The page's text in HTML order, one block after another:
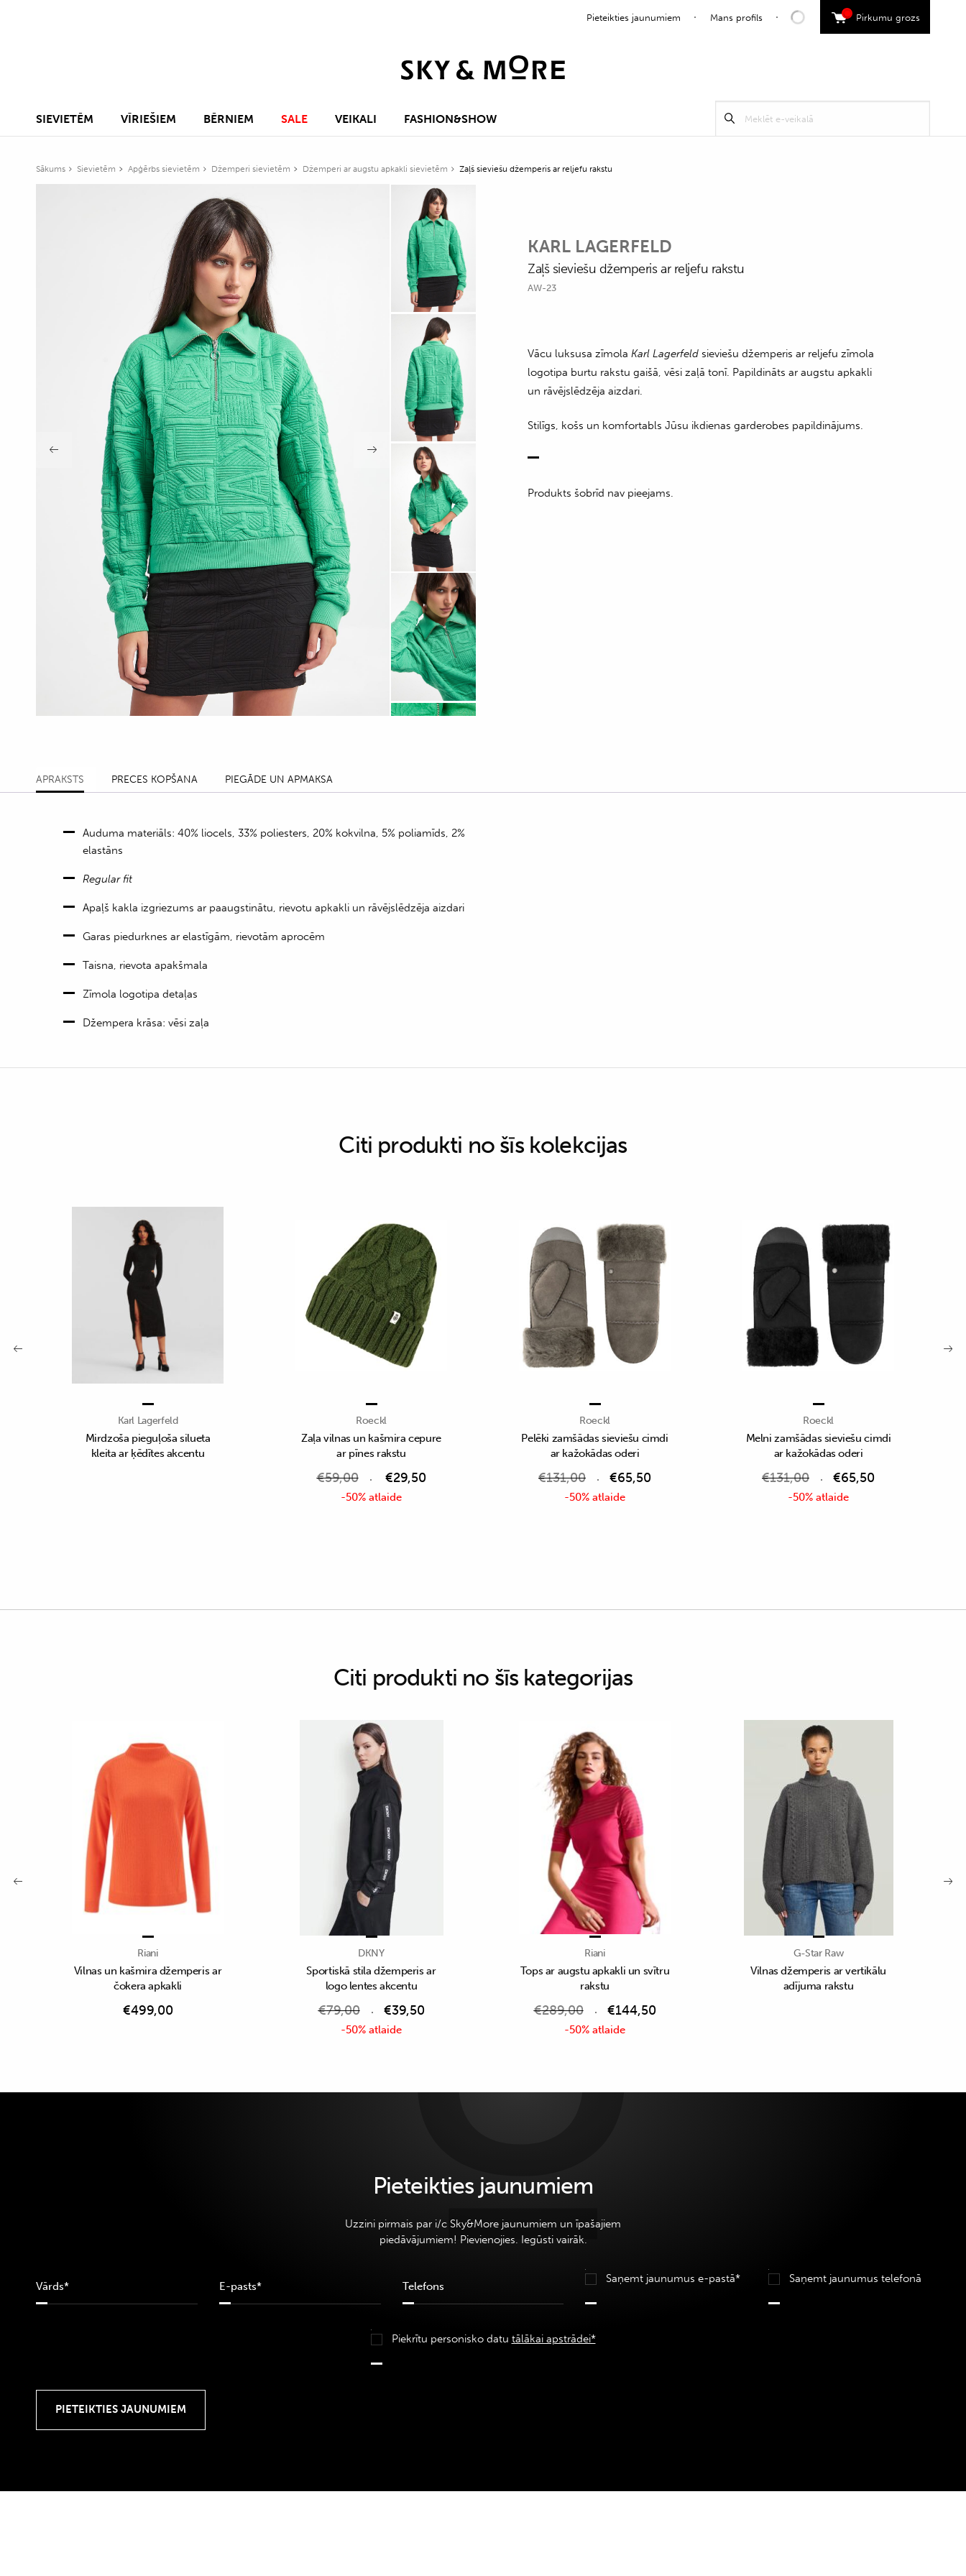
Pieteikties jaunumiem Mans profils Pirkumu grozs
0
SIEVIETĒM VĪRIEŠIEM BĒRNIEM SALE VEIKALI FASHION&SHOW Meklēt
Sākums Sievietēm Apģērbs sievietēm Džemperi sievietēm Džemperi ar augstu apkakli sievietēm Zaļš sieviešu džemperis ar reljefu rakstu
KARL LAGERFELD
Zaļš sieviešu džemperis ar reljefu rakstu
AW-23
Vācu luksusa zīmola Karl Lagerfeldsieviešu džemperis ar reljefu zīmola
logotipa burtu rakstu gaišā, vēsi zaļā tonī. Papildināts ar augstu apkakli
un rāvējslēdzēja aizdari.
Stilīgs, košs un komfortabls Jūsu ikdienas garderobes papildinājums.
Produkts šobrīd nav pieejams.
APRAKSTS PRECES KOPŠANA PIEGĀDE UN APMAKSA
Auduma materiāls: 40% liocels, 33% poliesters, 20% kokvilna, 5% poliamīds, 2%
elastāns
Regular fit
Apaļš kakla izgriezums ar paaugstinātu, rievotu apkakli un rāvējslēdzēja aizdari
Garas piedurknes ar elastīgām, rievotām aprocēm
Taisna, rievota apakšmala
Zīmola logotipa detaļas
Džempera krāsa: vēsi zaļa
Citi produkti no šīs kolekcijas
Karl Lagerfeld
Mirdzoša pieguļoša silueta
kleita ar ķēdītes akcentu
Roeckl
Zaļa vilnas un kašmira cepure
ar pīnes rakstu
€59,00 €29,50
-50% atlaide
Roeckl
Pelēki zamšādas sieviešu cimdi
ar kažokādas oderi
€131,00 €65,50
-50% atlaide
Roeckl
Melni zamšādas sieviešu cimdi
ar kažokādas oderi
€131,00 €65,50
-50% atlaide
Citi produkti no šīs kategorijas
Riani
Vilnas un kašmira džemperis ar
čokera apkakli
€499,00
DKNY
Sportiskā stila džemperis ar
logo lentes akcentu
€79,00 €39,50
-50% atlaide
Riani
Tops ar augstu apkakli un svītru
rakstu
€289,00 €144,50
-50% atlaide
G-Star Raw
Vilnas džemperis ar vertikālu
adījuma rakstu
Pieteikties jaunumiem
Uzzini pirmais par i/c Sky&More jaunumiem un īpašajiem
piedāvājumiem! Pievienojies. Iegūsti vairāk.
Saņemt jaunumus e-pastā* Saņemt jaunumus telefonā
Piekrītu personisko datu tālākai apstrādei*